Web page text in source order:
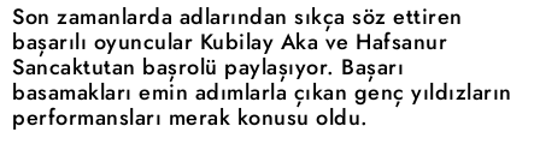
Son zamanlarda adlarından sıkça söz ettiren
başarılı oyuncular Kubilay Aka ve Hafsanur
Sancaktutan başrolü paylaşıyor. Başarı
basamakları emin adımlarla çıkan genç yıldızların
performansları merak konusu oldu.